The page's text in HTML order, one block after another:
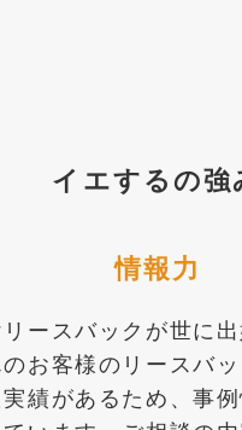
イエするの強
情報力
ースバックが世に出
お客様のリースバ
績があるため、事